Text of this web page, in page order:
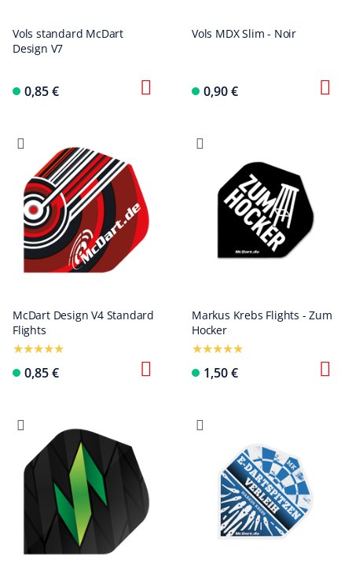
Vols standard McDart
Design V7
0,85 €
Vols MDX Slim - Noir
0,90 €
McDart Design V4 Standard
Flights
0,85 €
Markus Krebs Flights - Zum
Hocker
1,50 €